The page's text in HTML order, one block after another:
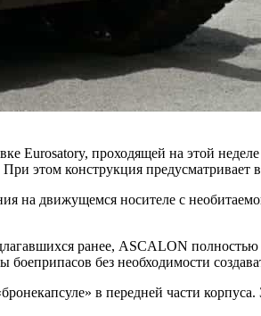
Eurosatory, проходящей на этой
этом конструкция
на движущемся носителе с
ранее, ASCALON
без необходимости
в передней части